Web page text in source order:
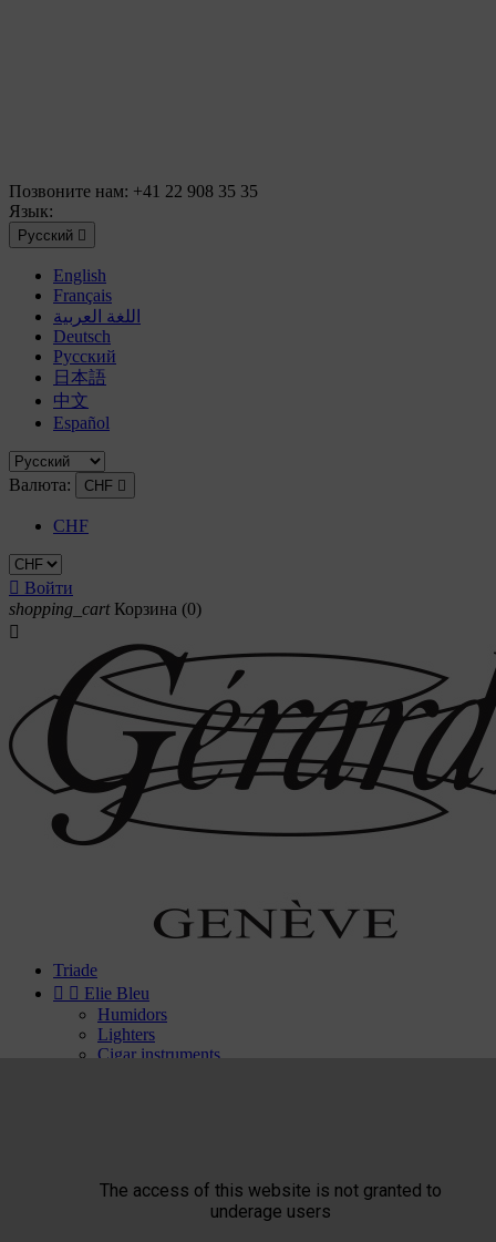
The access of this website is not granted to
underage users
Позвоните нам: +41 22 908 35 35
Язык:
Русский 
English
Français
اللغة العربية
Deutsch
Русский
日本語
中文
Español
Валюта: CHF 
CHF
 Войти
shopping_cart Корзина (0)

Triade
  Elie Bleu
Humidors
Lighters
Cigar instruments
Création